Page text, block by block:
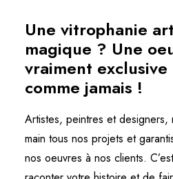
Une vitrophanie
magique ? Une
vraiment
comme jamais !
Artistes, peintres et designers,
main tous nos projets et
nos oeuvres à nos clients.